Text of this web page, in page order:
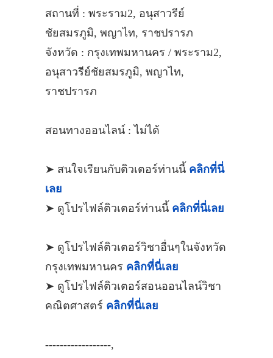
สถานที่ : พระราม2, อนุสาวรีย์
ชัยสมรภูมิ, พญาไท, ราชปรารภ
จังหวัด : กรุงเทพมหานคร / พระราม2,
อนุสาวรีย์ชัยสมรภูมิ, พญาไท,
ราชปรารภ
สอนทางออนไลน์ : ไม่ได้
➤ สนใจเรียนกับติวเตอร์ท่านนี้ คลิกที่นี่
เลย
➤ ดูโปรไฟล์ติวเตอร์ท่านนี้ คลิกที่นี่เลย
➤ ดูโปรไฟล์ติวเตอร์วิชาอื่นๆในจังหวัด
กรุงเทพมหานคร คลิกที่นี่เลย
➤ ดูโปรไฟล์ติวเตอร์สอนออนไลน์วิชา
คณิตศาสตร์ คลิกที่นี่เลย
------------------,